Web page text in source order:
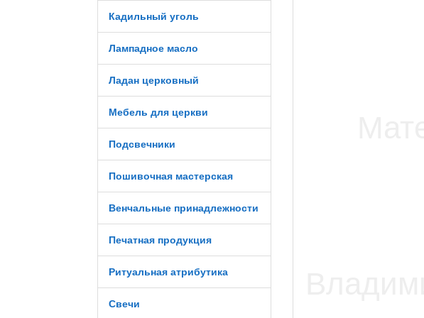
Кадильный уголь
Лампадное масло
Ладан церковный
Мебель для церкви
Подсвечники
Пошивочная мастерская
Венчальные принадлежности
Печатная продукция
Ритуальная атрибутика
Свечи